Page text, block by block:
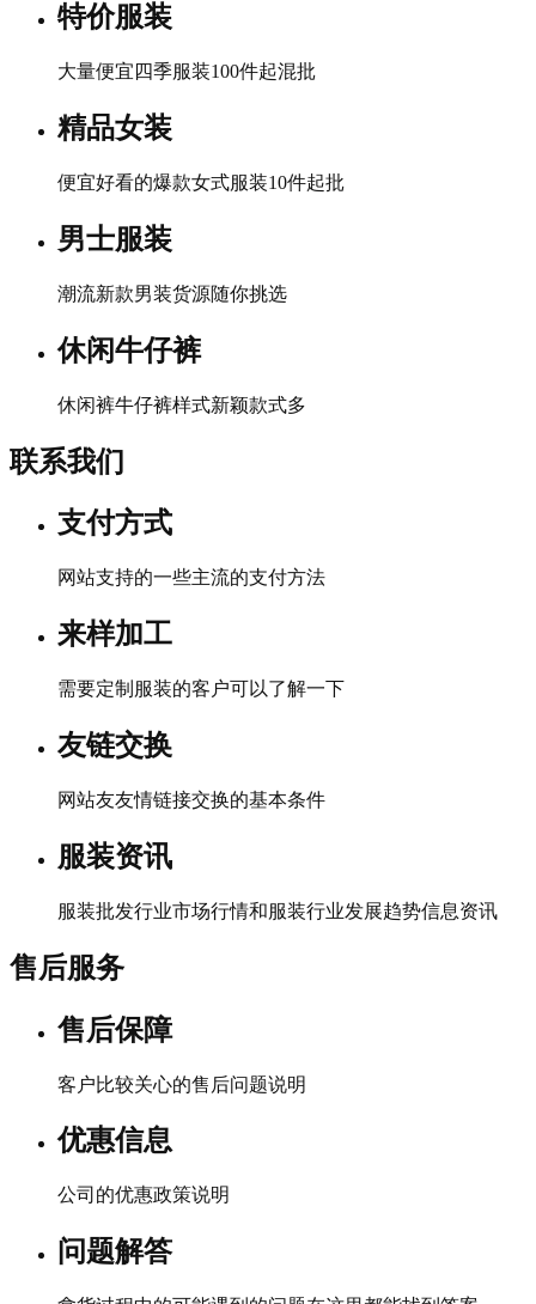
特价服装
大量便宜四季服装100件起混批
精品女装
便宜好看的爆款女式服装10件起批
男士服装
潮流新款男装货源随你挑选
休闲牛仔裤
休闲裤牛仔裤样式新颖款式多
联系我们
支付方式
网站支持的一些主流的支付方法
来样加工
需要定制服装的客户可以了解一下
友链交换
网站友友情链接交换的基本条件
服装资讯
服装批发行业市场行情和服装行业发展趋势信息资讯
售后服务
售后保障
客户比较关心的售后问题说明
优惠信息
公司的优惠政策说明
问题解答